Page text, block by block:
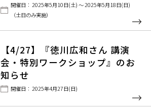
開催日： 2025年5月10日(土) ～ 2025年5月18日(日)
（土日のみ実施）
【4/27】『徳川広和さん 講演
会・特別ワークショップ』のお
知らせ
開催日： 2025年4月27日(日)